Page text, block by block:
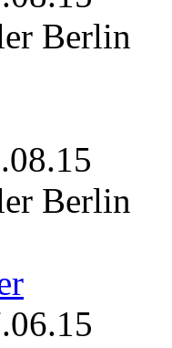
Berlin
Berlin